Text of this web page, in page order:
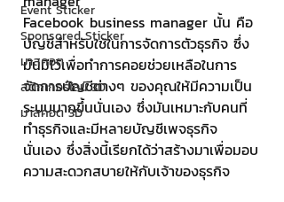
Event Sticker
Sponsored Sticker
มาสคอต
สติกเกอร์ไลน์ 3D
มาสคอต 3D
Facebook business manager นั้น คือ
บัญชีสำหรับใช้ในการจัดการตัวธุรกิจ ซึ่ง
มันมีไว้เพื่อทำการคอยช่วยเหลือในการ
จัดการบัญชีต่างๆ ของคุณให้มีความเป็น
ระบบมากขึ้นนั่นเอง ซึ่งมันเหมาะกับคนที่
ทำธุรกิจและมีหลายบัญชีเพจธุรกิจ
นั่นเอง ซึ่งสิ่งนี้เรียกได้ว่าสร้างมาเพื่อมอบ
ความสะดวกสบายให้กับเจ้าของธุรกิจ